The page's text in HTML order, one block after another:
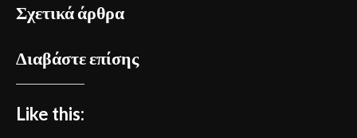
Σχετικά άρθρα
Διαβάστε επίσης
Like this: